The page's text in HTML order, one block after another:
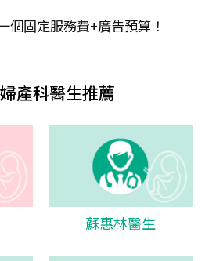
個固定服務費+廣告預算！
產科醫生推薦
蘇惠林醫生